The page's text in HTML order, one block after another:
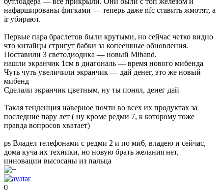
нафаршированы фигками — теперь даже nfc ставить жмотят, а
ir убирают.
Первые пара браслетов были крутыми, но сейчас четко видно
что китайцы стригут бабки за копеешные обновления.
Поставили 3 светодиодика — новый Miband.
нашли экранчик 1см в диагональ — время нового мибенда
Чуть чуть увеличили экранчик — дай денег, это же новый
мибенд
Сделали экранчик цветным, ну ты понял, денег дай
Такая тенденция наверное почти во всех их продуктах за
последние пару лет ( ну кроме редми 7, к которому тоже
правда вопросов хватает)
ps Владел телефонами с редми 2 и по ми6, владею и сейчас,
дома куча их техники, но новую брать желания нет,
инновации высосаны из пальца
0